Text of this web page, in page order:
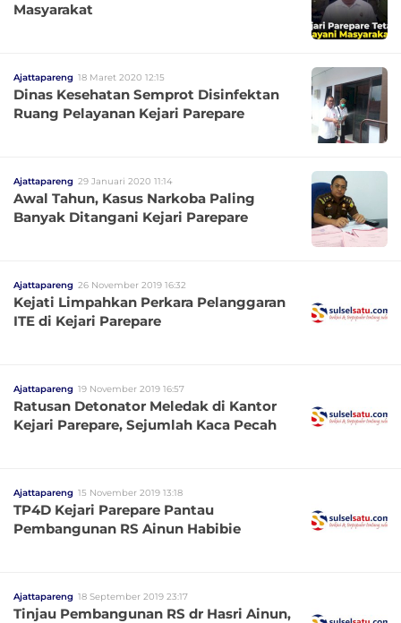
Masyarakat
Ajattapareng 18 Maret 2020 12:15
Dinas Kesehatan Semprot Disinfektan
Ruang Pelayanan Kejari Parepare
Ajattapareng 29 Januari 2020 11:14
Awal Tahun, Kasus Narkoba Paling
Banyak Ditangani Kejari Parepare
Ajattapareng 26 November 2019 16:32
Kejati Limpahkan Perkara Pelanggaran
ITE di Kejari Parepare
Ajattapareng 19 November 2019 16:57
Ratusan Detonator Meledak di Kantor
Kejari Parepare, Sejumlah Kaca Pecah
Ajattapareng 15 November 2019 13:18
TP4D Kejari Parepare Pantau
Pembangunan RS Ainun Habibie
Ajattapareng 18 September 2019 23:17
Tinjau Pembangunan RS dr Hasri Ainun,